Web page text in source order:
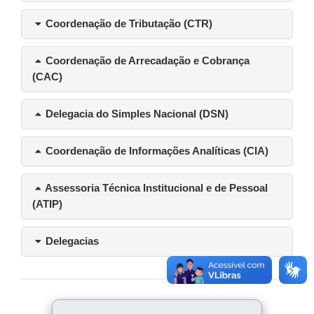
Coordenação de Tributação (CTR)
Coordenação de Arrecadação e Cobrança
(CAC)
Delegacia do Simples Nacional (DSN)
Coordenação de Informações Analíticas (CIA)
Assessoria Técnica Institucional e de Pessoal
(ATIP)
Delegacias